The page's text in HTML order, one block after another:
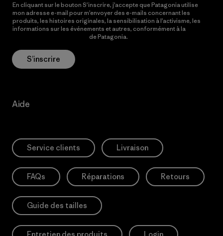
En cliquant sur le bouton S’inscrire, j’accepte que Patagonia utilise
mon adresse e-mail pour m’envoyer des e-mails concernant les
produits, les histoires originales, la sensibilisation à l’activisme, les
informations sur les événements et autres, conformément à la
de Patagonia.
S’inscrire
Aide
Service clients Livraison
FAQs Réparations Retours
Guide des tailles